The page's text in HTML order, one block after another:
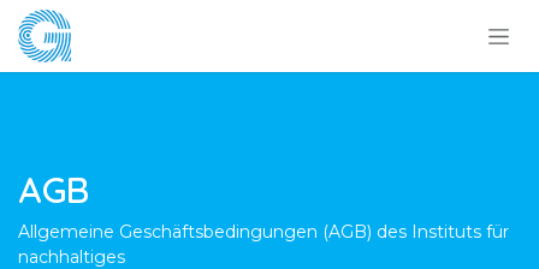
Zum Inhalt springen
AGB
Allgemeine Geschäftsbedingungen (AGB) des Instituts für
nachhaltiges